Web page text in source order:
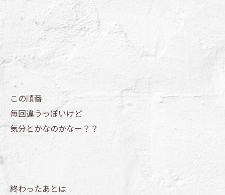
この順番
毎回違うっぽいけど
気分とかなのかなー？？
終わったあとは